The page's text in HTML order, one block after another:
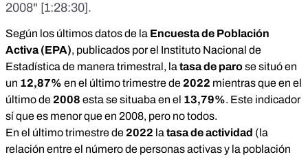
2008" [1:28:30].
Según los últimosdatosde la Encuesta de Población
Activa (EPA), publicados por el Instituto Nacional de
Estadística de manera trimestral, la tasa de parose situó en
un 12,87% en el último trimestrede 2022 mientras que en el
últimode 2008 esta se situaba en el 13,79%. Este indicador
sí que es menor que en 2008, pero no todos.
En el último trimestrede 2022 la tasa de actividad (la
relación entre el número de personas activas y la población